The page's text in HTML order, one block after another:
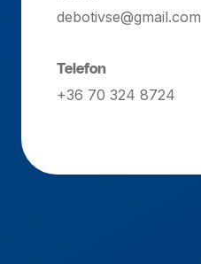
debotivse@gmail.com
Telefon
+36 70 324 8724